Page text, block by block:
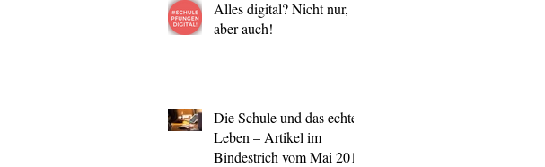
Alles digital? Nicht nur,
aber auch!
Die Schule und das echte
Leben – Artikel im
Bindestrich vom Mai 2018